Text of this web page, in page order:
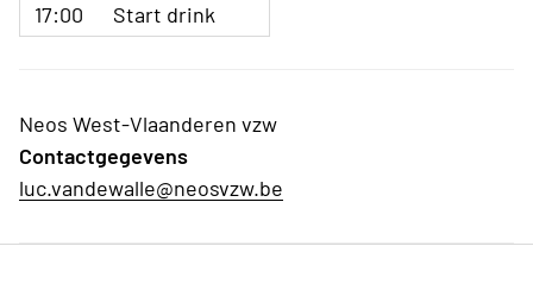
17:00
Start drink
Neos West-Vlaanderen vzw
Contactgegevens
luc.vandewalle@neosvzw.be